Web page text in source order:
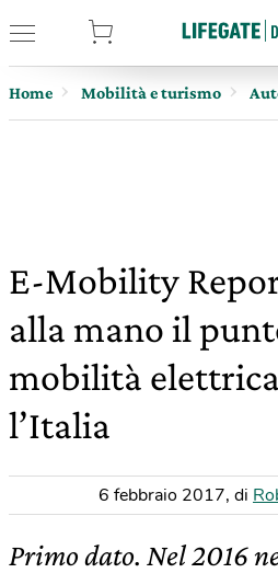
Home Mobilità e turismo
E-Mobility
alla mano il
mobilità
l’Italia
6 febbraio 2017, di
Primo dato. Nel 2016